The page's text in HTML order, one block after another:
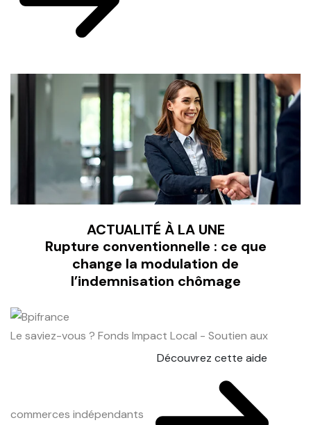
ACTUALITÉ À LA UNE
Rupture conventionnelle : ce que
change la modulation de
l’indemnisation chômage
Le saviez-vous ? Fonds Impact Local - Soutien aux
commerces indépendants
Découvrez cette aide